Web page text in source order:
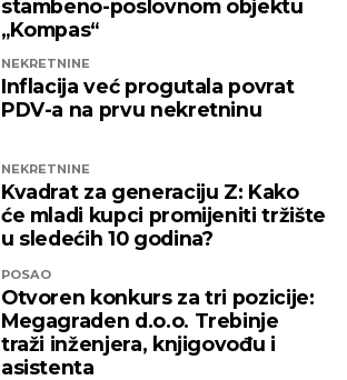
stambeno-poslovnom objektu
„Kompas“
NEKRETNINE
Inflacija već progutala povrat
PDV-a na prvu nekretninu
NEKRETNINE
Kvadrat za generaciju Z: Kako
će mladi kupci promijeniti tržište
u sledećih 10 godina?
POSAO
Otvoren konkurs za tri pozicije:
Megagraden d.o.o. Trebinje
traži inženjera, knjigovođu i
asistenta